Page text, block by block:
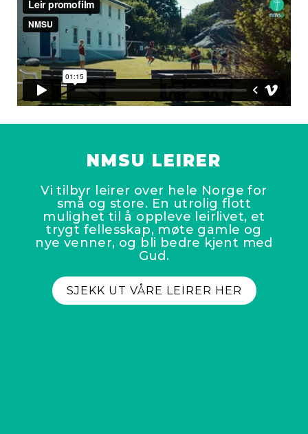
NMSU LEIRER
Vi tilbyr leirer over hele Norge for
små og store. En utrolig flott
mulighet til å oppleve leirlivet, et
trygt fellesskap, møte gamle og
nye venner, og bli bedre kjent med
Gud.
SJEKK UT VÅRE LEIRER HER